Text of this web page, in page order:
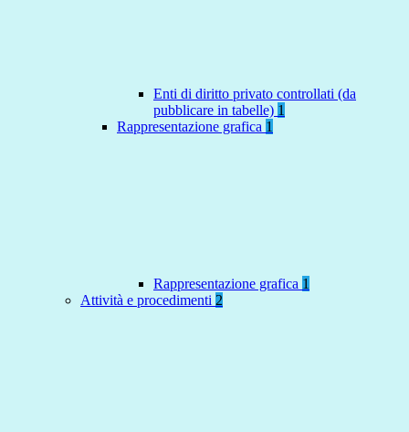
Enti di diritto privato controllati (da
pubblicare in tabelle) 1
Rappresentazione grafica 1
Rappresentazione grafica 1
Attività e procedimenti 2